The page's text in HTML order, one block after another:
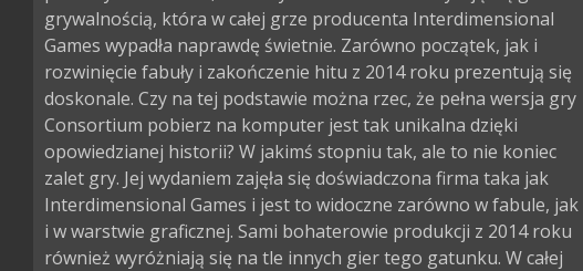
grywalnością, która w całej grze producenta Interdimensional
Games wypadła naprawdę świetnie. Zarówno początek, jak i
rozwinięcie fabuły i zakończenie hitu z 2014 roku prezentują się
doskonale. Czy na tej podstawie można rzec, że pełna wersja gry
Consortium pobierz na komputer jest tak unikalna dzięki
opowiedzianej historii? W jakimś stopniu tak, ale to nie koniec
zalet gry. Jej wydaniem zajęła się doświadczona firma taka jak
Interdimensional Games i jest to widoczne zarówno w fabule, jak
i w warstwie graficznej. Sami bohaterowie produkcji z 2014 roku
również wyróżniają się na tle innych gier tego gatunku. W całej